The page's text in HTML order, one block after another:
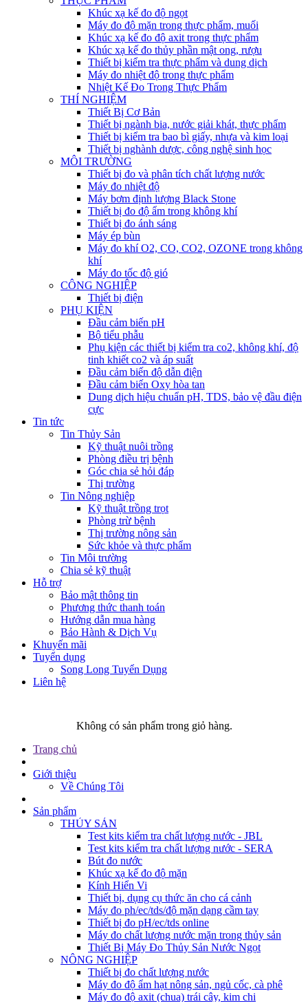
Khúc xạ kế đo độ ngọt
Máy đo độ mặn trong thực phẩm, muối
Khúc xạ kế đo độ axit trong thực phẩm
Khúc xạ kế đo thủy phần mật ong, rượu
Thiết bị kiểm tra thực phẩm và dung dịch
Máy đo nhiệt độ trong thực phẩm
Nhiệt Kế Đo Trong Thực Phẩm
THÍ NGHIỆM
Thiết Bị Cơ Bản
Thiết bị ngành bia, nước giải khát, thực phẩm
Thiết bị kiểm tra bao bì giấy, nhựa và kim loại
Thiết bị nghành dược, công nghệ sinh học
MÔI TRƯỜNG
Thiết bị đo và phân tích chất lượng nước
Máy đo nhiệt độ
Máy bơm định lượng Black Stone
Thiết bị đo độ ẩm trong không khí
Thiết bị đo ánh sáng
Máy ép bùn
Máy đo khí O2, CO, CO2, OZONE trong không
khí
Máy đo tốc độ gió
CÔNG NGHIỆP
Thiết bị điện
PHỤ KIỆN
Đầu cảm biến pH
Bộ tiểu phẫu
Phụ kiện các thiết bị kiểm tra co2, không khí, độ
tinh khiết co2 và áp suất
Đầu cảm biến độ dẫn điện
Đầu cảm biến Oxy hòa tan
Dung dịch hiệu chuẩn pH, TDS, bảo vệ đầu điện
cực
Tin tức
Tin Thủy Sản
Kỹ thuật nuôi trồng
Phòng điều trị bệnh
Góc chia sẻ hỏi đáp
Thị trường
Tin Nông nghiệp
Kỹ thuật trồng trọt
Phòng trừ bệnh
Thị trường nông sản
Sức khỏe và thực phẩm
Tin Môi trường
Chia sẻ kỹ thuật
Hỗ trợ
Bảo mật thông tin
Phương thức thanh toán
Hướng dẫn mua hàng
Bảo Hành & Dịch Vụ
Khuyến mãi
Tuyển dụng
Song Long Tuyển Dụng
Liên hệ
Không có sản phẩm trong giỏ hàng.
Trang chủ
Giới thiệu
Về Chúng Tôi
Sản phẩm
THỦY SẢN
Test kits kiểm tra chất lượng nước - JBL
Test kits kiểm tra chất lượng nước - SERA
Bút đo nước
Khúc xạ kế đo độ mặn
Kính Hiển Vi
Thiết bị, dụng cụ thức ăn cho cá cảnh
Máy đo ph/ec/tds/độ mặn dạng cầm tay
Thiết bị đo pH/ec/tds online
Máy đo chất lượng nước mặn trong thủy sản
Thiết Bị Máy Đo Thủy Sản Nước Ngọt
NÔNG NGHIỆP
Thiết bị đo chất lượng nước
Máy đo độ ẩm hạt nông sản, ngủ cốc, cà phê
Máy đo độ axit (chua) trái cây, kim chi